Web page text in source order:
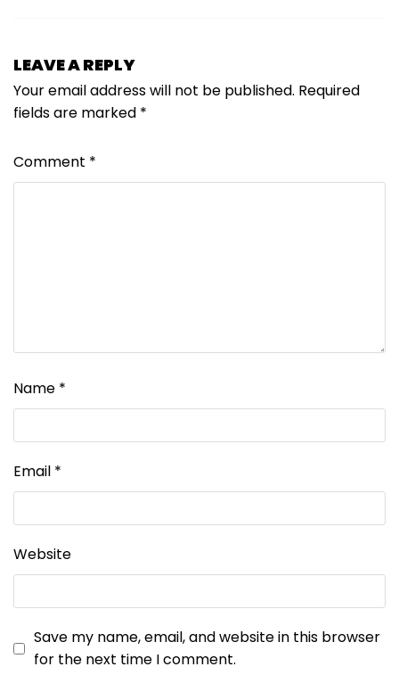
LEAVE A REPLY
Your email address will not be published. Required
fields are marked *
Comment *
Name *
Email *
Website
Save my name, email, and website in this browser
for the next time I comment.